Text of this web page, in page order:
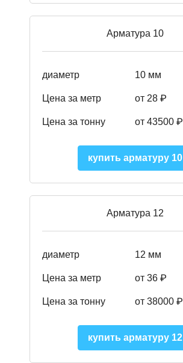
Арматура 10
диаметр 10 мм
Цена за метр от 28 ₽
Цена за тонну от 43500 ₽
купить арматуру 10
Арматура 12
диаметр 12 мм
Цена за метр от 36 ₽
Цена за тонну от 38000 ₽
купить арматуру 12